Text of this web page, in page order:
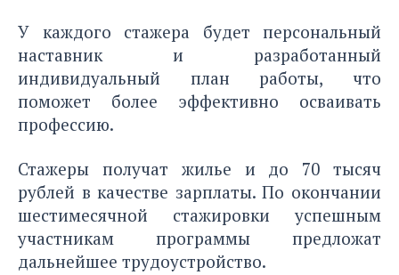
У каждого стажера будет персональный
наставник и разработанный
индивидуальный план работы, что
поможет более эффективно осваивать
профессию.
Стажеры получат жилье и до 70 тысяч
рублей в качестве зарплаты. По окончании
шестимесячной стажировки успешным
участникам программы предложат
дальнейшее трудоустройство.